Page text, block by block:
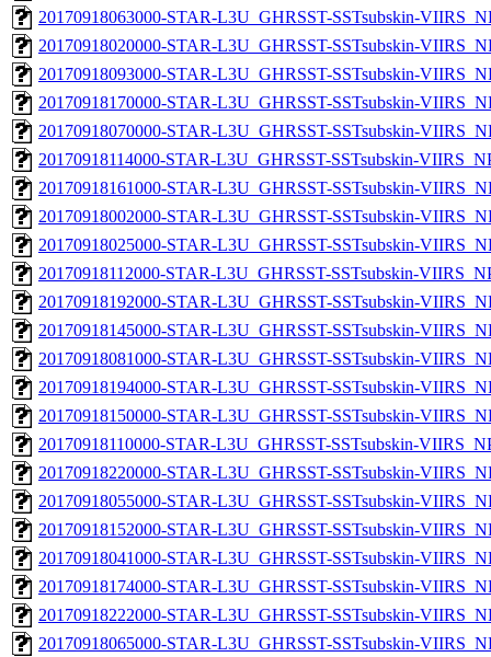
20170918063000-STAR-L3U_GHRSST-SSTsubskin-
20170918020000-STAR-L3U_GHRSST-SSTsubskin-
20170918093000-STAR-L3U_GHRSST-SSTsubskin-
20170918170000-STAR-L3U_GHRSST-SSTsubskin-
20170918070000-STAR-L3U_GHRSST-SSTsubskin-
20170918114000-STAR-L3U_GHRSST-SSTsubskin-
20170918161000-STAR-L3U_GHRSST-SSTsubskin-
20170918002000-STAR-L3U_GHRSST-SSTsubskin-
20170918025000-STAR-L3U_GHRSST-SSTsubskin-
20170918112000-STAR-L3U_GHRSST-SSTsubskin-
20170918192000-STAR-L3U_GHRSST-SSTsubskin-
20170918145000-STAR-L3U_GHRSST-SSTsubskin-
20170918081000-STAR-L3U_GHRSST-SSTsubskin-
20170918194000-STAR-L3U_GHRSST-SSTsubskin-
20170918150000-STAR-L3U_GHRSST-SSTsubskin-
20170918110000-STAR-L3U_GHRSST-SSTsubskin-
20170918220000-STAR-L3U_GHRSST-SSTsubskin-
20170918055000-STAR-L3U_GHRSST-SSTsubskin-
20170918152000-STAR-L3U_GHRSST-SSTsubskin-
20170918041000-STAR-L3U_GHRSST-SSTsubskin-
20170918174000-STAR-L3U_GHRSST-SSTsubskin-
20170918222000-STAR-L3U_GHRSST-SSTsubskin-
20170918065000-STAR-L3U_GHRSST-SSTsubskin-